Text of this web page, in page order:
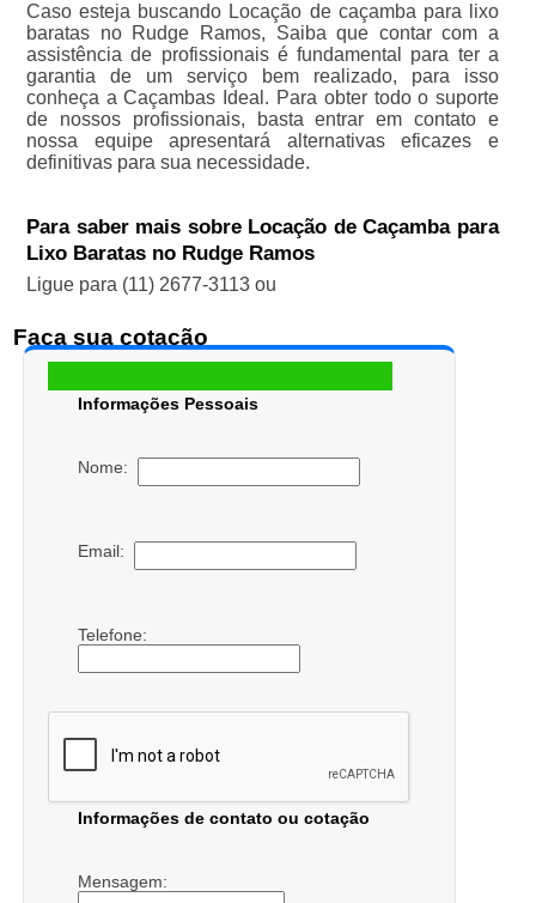
Caso esteja buscando Locação de caçamba para lixo
baratas no Rudge Ramos, Saiba que contar com a
assistência de profissionais é fundamental para ter a
garantia de um serviço bem realizado, para isso
conheça a Caçambas Ideal. Para obter todo o suporte
de nossos profissionais, basta entrar em contato e
nossa equipe apresentará alternativas eficazes e
definitivas para sua necessidade.
Para saber mais sobre Locação de Caçamba para
Lixo Baratas no Rudge Ramos
Ligue para (11) 2677-3113ou
Faça sua cotação
Informações Pessoais
Nome:
Email:
Telefone:
Informações de contato ou cotação
Mensagem: